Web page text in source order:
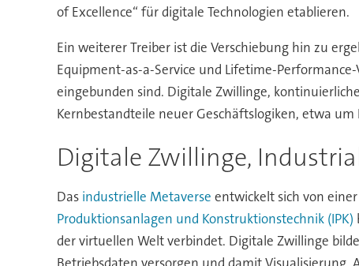
of Excellence“ für digitale Technologien etablieren.
Ein weiterer Treiber ist die Verschiebung hin zu
Equipment-as-a-Service und Lifetime-
eingebunden sind. Digitale Zwillinge,
Kernbestandteile neuer Geschäftslogiken, etwa
Digitale Zwillinge,
Das industrielle Metaverse entwickelt sich von
Produktionsanlagen und Konstruktionstechnik (IPK)
der virtuellen Welt verbindet. Digitale Zwillinge